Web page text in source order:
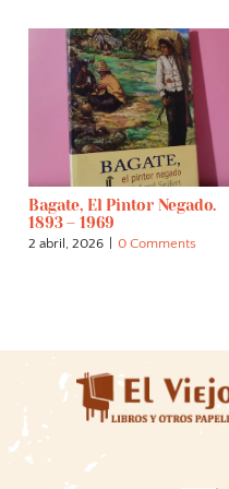
Los Acuarelistas
Arequipeños. 1840-1940
2 abril, 2026 | 0 Comments